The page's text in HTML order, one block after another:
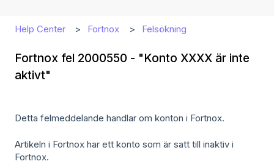
Help Center Fortnox Felsökning
Fortnox fel 2000550 - "Konto XXXX är inte
aktivt"
Detta felmeddelande handlar om konton i Fortnox.
Artikeln i Fortnox har ett konto som är satt till inaktiv i
Fortnox.